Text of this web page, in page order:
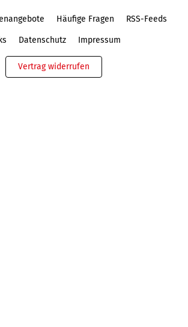
Häufige Fragen RSS-Feeds
Datenschutz Impressum
Vertrag widerrufen